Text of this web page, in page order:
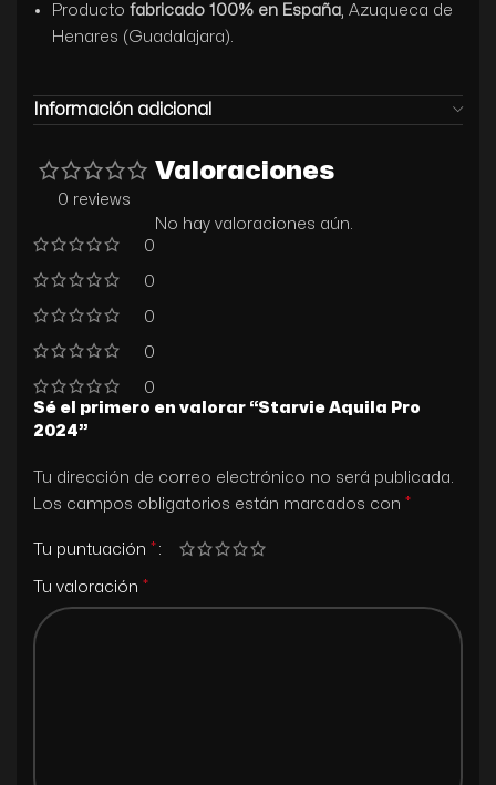
Producto fabricado 100% en España , Azuqueca de
Henares (Guadalajara).
Información adicional
0 reviews
0
0
0
0
0
Valoraciones
No hay valoraciones aún.
Sé el primero en valorar “Starvie Aquila Pro
2024”
Tu dirección de correo electrónico no será publicada.
Los campos obligatorios están marcados con *
Tu puntuación *
Tu valoración *